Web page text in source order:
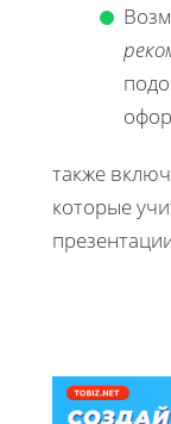
также
которые